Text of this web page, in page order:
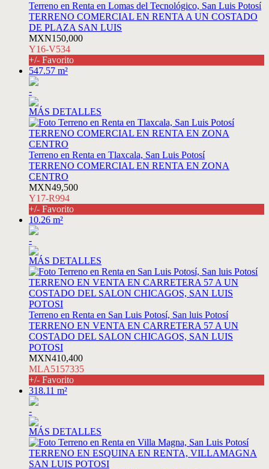
Terreno en Renta en Lomas del Tecnológico, San Luis Potosí
TERRENO COMERCIAL EN RENTA A UN COSTADO
DE PLAZA SAN LUIS
MXN150,000
Y16-V534
+/- Favorito
547.57 m²
-
MÁS DETALLES
Terreno en Renta en Tlaxcala, San Luis Potosí
TERRENO COMERCIAL EN RENTA EN ZONA
CENTRO
MXN49,500
Y17-R994
+/- Favorito
10.26 m²
-
MÁS DETALLES
Terreno en Renta en San Luis Potosí, San luis Potosí
TERRENO EN VENTA EN CARRETERA 57 A UN
COSTADO DEL SALON CHICAGOS, SAN LUIS
POTOSI
MXN410,400
MLA5157335
+/- Favorito
318.11 m²
-
MÁS DETALLES